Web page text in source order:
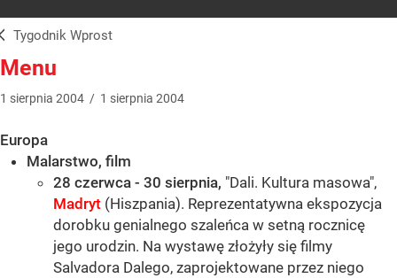
Tygodnik Wprost
Menu
1 sierpnia 2004 / 1 sierpnia 2004
Europa
Malarstwo, film
28 czerwca - 30 sierpnia, "Dali. Kultura masowa",
Madryt (Hiszpania). Reprezentatywna ekspozycja
dorobku genialnego szaleńca w setną rocznicę
jego urodzin. Na wystawę złożyły się filmy
Salvadora Dalego, zaprojektowane przez niego